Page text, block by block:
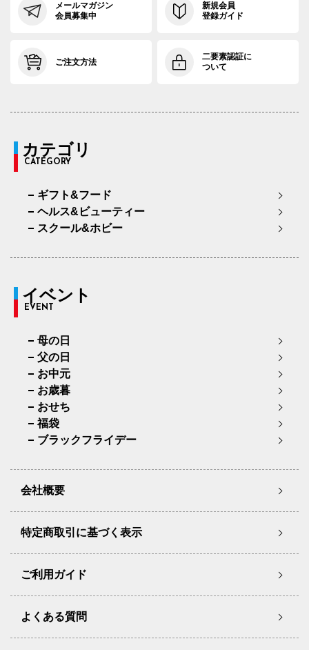
メールマガジン
会員募集中
新規会員
登録ガイド
ご注文方法
二要素認証に
ついて
カテゴリ
CATEGORY
ギフト&フード
ヘルス&ビューティー
スクール&ホビー
イベント
EVENT
母の日
父の日
お中元
お歳暮
おせち
福袋
ブラックフライデー
会社概要
特定商取引に基づく表示
ご利用ガイド
よくある質問